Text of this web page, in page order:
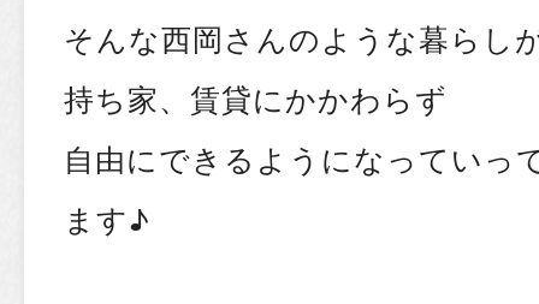
そんな西岡さんのような暮らし
持ち家、賃貸にかかわらず
自由にできるようになっていっ
ます♪